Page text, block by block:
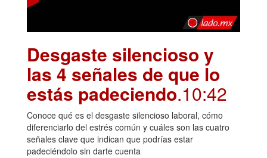
Desgaste silencioso y
las 4 señales de que lo
estás padeciendo.10:42
Conoce qué es el desgaste silencioso laboral, cómo
diferenciarlo del estrés común y cuáles son las cuatro
señales clave que indican que podrías estar
padeciéndolo sin darte cuenta